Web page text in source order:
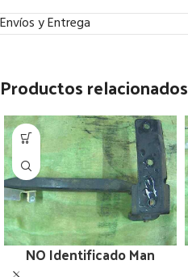
Envíos y Entrega
Productos relacionados
NO Identificado Man